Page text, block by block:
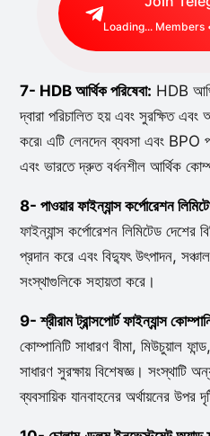
Loading... Members
7- HDB আর্থিক পরিষেবা: HDB
দ্বারা পরিচালিত হয় এবং সুরক্ষিত
করে৷ এটি লেনদেন ব্যবসা এবং BPO
এবং ভারতে দ্রুত বর্ধনশীল আর্থিক
8- পাওয়ার ফাইন্যান্স কর্পোরেশন
ফাইন্যান্স কর্পোরেশন লিমিটেড দেশের
প্রদান করে এবং বিদ্যুৎ উৎপাদন,
সংস্থাগুলিকে সহায়তা করে।
9- শ্রীরাম ট্রান্সপোর্ট ফাইন্যান্স
কোম্পানিটি সাধারণ বীমা, মিউচুয়াল
সাধারণ সুরক্ষায় বিশেষজ্ঞ। সংস্থাটি
ব্যবসায়িক যানবাহনের অর্থায়নের উপর